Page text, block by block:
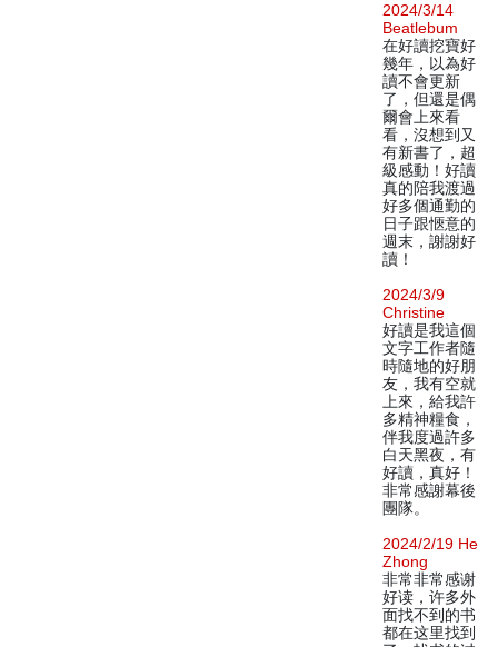
2024/3/14
Beatlebum
在好讀挖寶好
幾年，以為好
讀不會更新
了，但還是偶
爾會上來看
看，沒想到又
有新書了，超
級感動！好讀
真的陪我渡過
好多個通勤的
日子跟愜意的
週末，謝謝好
讀！
2024/3/9
Christine
好讀是我這個
文字工作者隨
時隨地的好朋
友，我有空就
上來，給我許
多精神糧食，
伴我度過許多
白天黑夜，有
好讀，真好！
非常感謝幕後
團隊。
2024/2/19 He
Zhong
非常非常感谢
好读，许多外
面找不到的书
都在这里找到